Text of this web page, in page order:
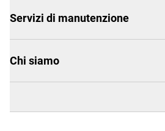
Servizi di manutenzione
Chi siamo